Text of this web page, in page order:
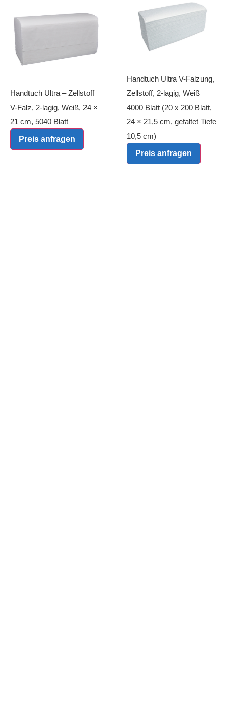
Handtuch Ultra – Zellstoff
V-Falz, 2-lagig, Weiß, 24 ×
21 cm, 5040 Blatt
Preis anfragen
Handtuch Ultra V-Falzung,
Zellstoff, 2-lagig, Weiß
4000 Blatt (20 x 200 Blatt,
24 × 21,5 cm, gefaltet Tiefe
10,5 cm)
Preis anfragen